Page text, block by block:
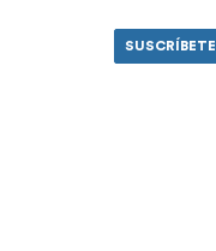
SUSCRÍBETE